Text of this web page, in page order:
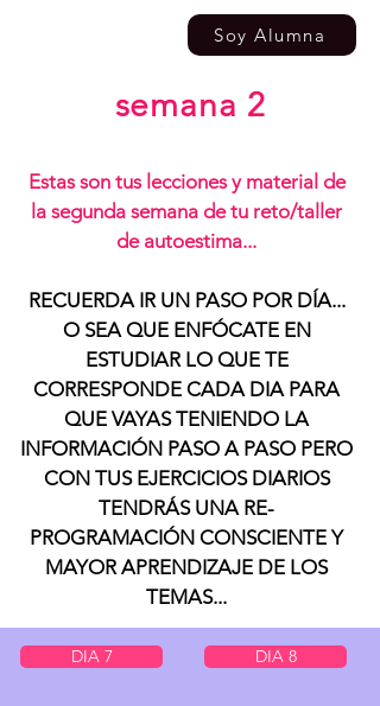
Soy Alumna
semana 2
Estas son tus lecciones y material de
la segunda semana de tu reto/taller
de autoestima...
RECUERDA IR UN PASO POR DÍA...
O SEA QUE ENFÓCATE EN
ESTUDIAR LO QUE TE
CORRESPONDE CADA DIA PARA
QUE VAYAS TENIENDO LA
INFORMACIÓN PASO A PASO PERO
CON TUS EJERCICIOS DIARIOS
TENDRÁS UNA RE-
PROGRAMACIÓN CONSCIENTE Y
MAYOR APRENDIZAJE DE LOS
TEMAS...
DIA 7 DIA 8